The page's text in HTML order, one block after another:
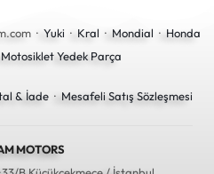
· Yuki · Kral · Mondial · Honda
Motosiklet Yedek Parça
& İade· Mesafeli Satış Sözleşmesi
MOTORS